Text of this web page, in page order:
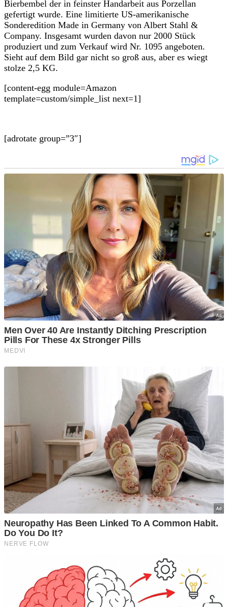
Bierbembel der in feinster Handarbeit aus Porzellan
gefertigt wurde. Eine limitierte US-amerikanische
Sonderedition Made in Germany von Albert Stahl &
Company. Insgesamt wurden davon nur 2000 Stück
produziert und zum Verkauf wird Nr. 1095 angeboten.
Sieht auf dem Bild gar nicht so groß aus, aber es wiegt
stolze 2,5 KG.
[content-egg module=Amazon
template=custom/simple_list next=1]
[adrotate group=”3″]